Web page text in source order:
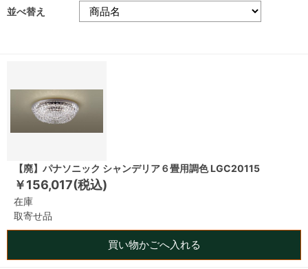
並べ替え
【廃】パナソニック シャンデリア６畳用調色 LGC20115
￥156,017(税込)
在庫
取寄せ品
買い物かごへ入れる